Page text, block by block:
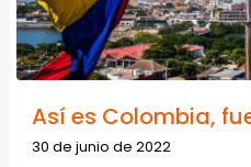
Así es Colombia,
30 de junio de 2022